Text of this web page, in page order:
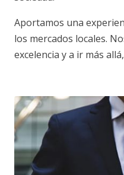
Aportamos una
los mercados locales.
excelencia y a ir más